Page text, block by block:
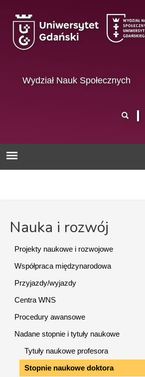
Wydział Nauk Społecznych
wyszukiwania
Nauka i rozwój
Projekty naukowe i rozwojowe
Współpraca międzynarodowa
Przyjazdy/wyjazdy
Centra WNS
Procedury awansowe
Nadane stopnie i tytuły naukowe
Tytuły naukowe profesora
Stopnie naukowe doktora